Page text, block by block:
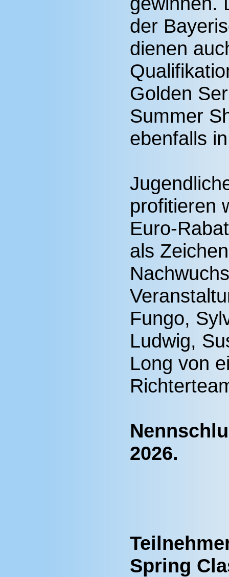
der
dienen
Golden
Summer
ebenfalls
profitieren
Euro-
als
Fungo,
Ludwig,
Long von
2026.
Spring